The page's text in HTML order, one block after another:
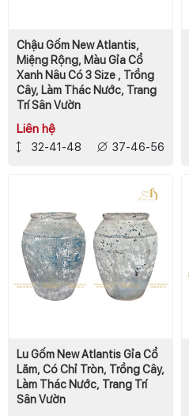
Chậu Gốm New Atlantis,
Miệng Rộng, Màu Gỉa Cổ
Xanh Nâu Có 3 Size , Trồng
Cây, Làm Thác Nước, Trang
Trí Sân Vườn
Liên hệ
32-41-48 37-46-56
Lu Gốm New Atlantis Gỉa Cổ
Lãm, Có Chỉ Tròn, Trồng Cây,
Làm Thác Nước, Trang Trí
Sân Vườn